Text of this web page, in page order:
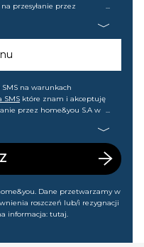
przesyłanie przez
że mogę tę zgodę w
na warunkach
SMS które znam i akceptuję
przez home&you S.A w
tę zgodę w każdej chwili
Dane przetwarzamy w
roszczeń lub/i rezygnacji
informacja: tutaj.